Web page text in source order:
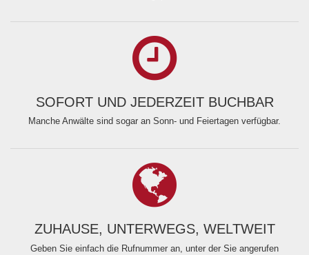
SOFORT UND JEDERZEIT BUCHBAR
Manche Anwälte sind sogar an Sonn- und Feiertagen verfügbar.
ZUHAUSE, UNTERWEGS, WELTWEIT
Geben Sie einfach die Rufnummer an, unter der Sie angerufen